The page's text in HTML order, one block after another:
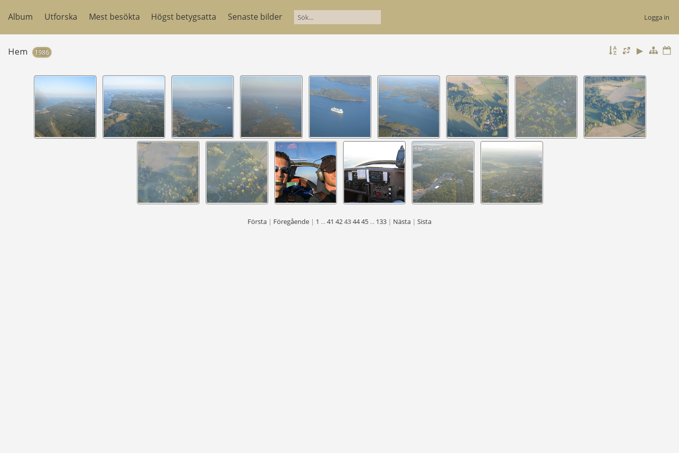
Album Utforska Mest besökta Högst betygsatta Senaste bilder Logga in
Hem 1986
Första | Föregående | 1 ...41 42434445 ... 133 | Nästa | Sista